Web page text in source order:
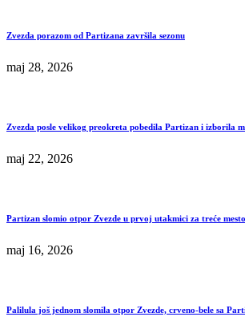
Zvezda porazom od Partizana završila sezonu
maj 28, 2026
Zvezda posle velikog preokreta pobedila Partizan i izborila
maj 22, 2026
Partizan slomio otpor Zvezde u prvoj utakmici za treće mesto
maj 16, 2026
Palilula još jednom slomila otpor Zvezde, crveno-bele sa